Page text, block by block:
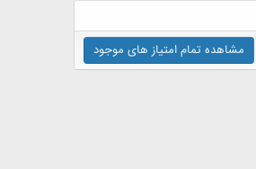
مشاهده تمام امتیاز های موجود